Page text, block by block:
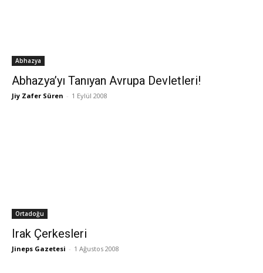
Abhazya
Abhazya’yı Tanıyan Avrupa Devletleri!
Jiy Zafer Süren - 1 Eylül 2008
Ortadoğu
Irak Çerkesleri
Jineps Gazetesi - 1 Ağustos 2008